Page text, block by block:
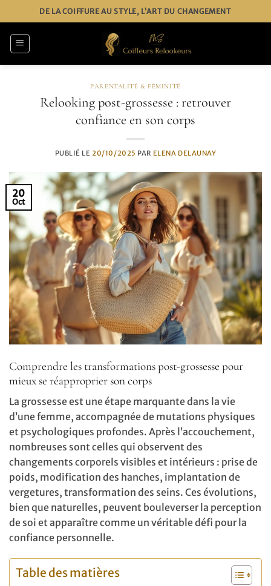
au
contenu
DE LA COIFFURE AU STYLE, L’ART DU CHANGEMENT
PARENTALITÉ & FÉMINITÉ
Relooking post-grossesse : retrouver
confiance en son corps
PUBLIÉ LE 20/10/2025 PAR ELENA DELAUNAY
20
Oct
Comprendre les transformations post-grossesse pour
mieux se réapproprier son corps
La grossesse est une étape marquante dans la vie
d’une femme, accompagnée de mutations physiques
et psychologiques profondes. Après l’accouchement,
nombreuses sont celles qui observent des
changements corporels visibles et intérieurs : prise de
poids, modification des hanches, implantation de
vergetures, transformation des seins. Ces évolutions,
bien que naturelles, peuvent bouleverser la perception
de soi et apparaître comme un véritable défi pour la
confiance personnelle.
Table des matières